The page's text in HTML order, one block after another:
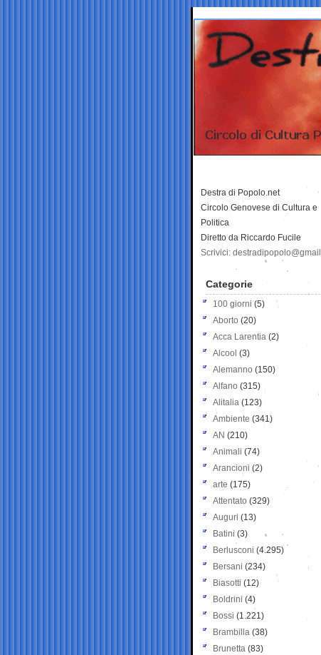
Destra di Popolo.net
Circolo Genovese di Cultura e
Politica
Diretto da Riccardo Fucile
Scrivici:
Categorie
100 giorni (5)
Aborto (20)
Acca Larentia (2)
Alcool (3)
Alemanno (150)
Alfano (315)
Alitalia (123)
Ambiente (341)
AN (210)
Animali (74)
Arancioni (2)
arte (175)
Attentato (329)
Auguri (13)
Batini (3)
Berlusconi (4.295)
Bersani (234)
Biasotti (12)
Boldrini (4)
Bossi (1.221)
Brambilla (38)
Brunetta (83)